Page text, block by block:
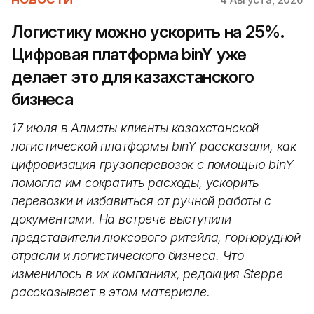
Логистику можно ускорить на 25%.
Цифровая платформа binY уже
делает это для казахстанского
бизнеса
17 июля в Алматы клиенты казахстанской
логистической платформы binY рассказали, как
цифровизация грузоперевозок с помощью binY
помогла им сократить расходы, ускорить
перевозки и избавиться от ручной работы с
документами. На встрече выступили
представители люксового ритейла, горнорудной
отрасли и логистического бизнеса. Что
изменилось в их компаниях, редакция Steppe
рассказывает в этом материале.